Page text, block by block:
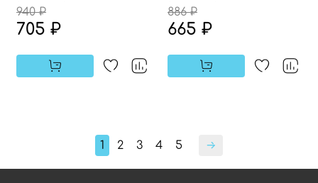
940 ₽
705 ₽
886 ₽
665 ₽
1 2 3 4 5